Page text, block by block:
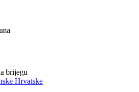
Hrvatske